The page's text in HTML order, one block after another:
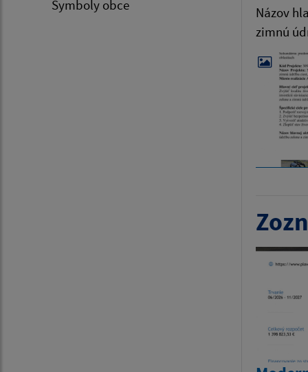
Symboly obce
Názov
zimnú